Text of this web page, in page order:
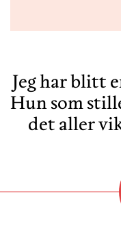
Jeg har blitt
Hun som
det aller